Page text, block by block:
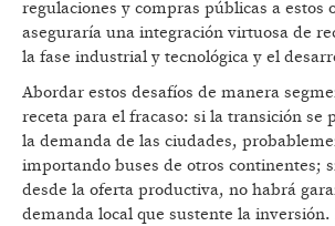
regulaciones y compras públicas a estos
aseguraría una integración virtuosa de
la fase industrial y tecnológica y el
Abordar estos desafíos de manera
receta para el fracaso: si la transición se
la demanda de las ciudades,
importando buses de otros continentes;
desde la oferta productiva, no habrá
demanda local que sustente la